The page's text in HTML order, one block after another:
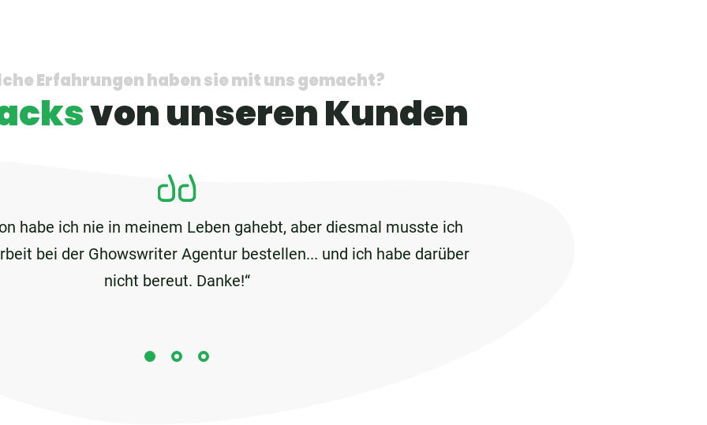
Erfahrungen haben sie mit uns gemacht?
von unseren Kunden
habe ich nie in meinem Leben gahebt, aber diesmal musste ich
bei der Ghowswriter Agentur bestellen... und ich habe darüber
nicht bereut. Danke!